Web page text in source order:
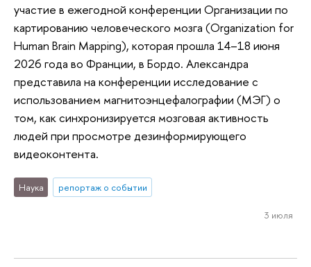
участие в ежегодной конференции Организации по
картированию человеческого мозга (Organization for
Human Brain Mapping), которая прошла 14–18 июня
2026 года во Франции, в Бордо. Александра
представила на конференции исследование с
использованием магнитоэнцефалографии (МЭГ) о
том, как синхронизируется мозговая активность
людей при просмотре дезинформирующего
видеоконтента.
Наука репортаж о событии
3 июля